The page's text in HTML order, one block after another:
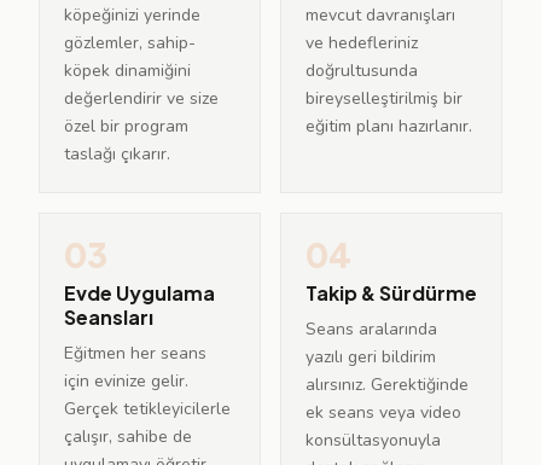
köpeğinizi yerinde
gözlemler, sahip-
köpek dinamiğini
değerlendirir ve size
özel bir program
taslağı çıkarır.
mevcut davranışları
ve hedefleriniz
doğrultusunda
bireyselleştirilmiş bir
eğitim planı hazırlanır.
03
Evde Uygulama
Seansları
Eğitmen her seans
için evinize gelir.
Gerçek tetikleyicilerle
çalışır, sahibe de
04
Takip & Sürdürme
Seans aralarında
yazılı geri bildirim
alırsınız. Gerektiğinde
ek seans veya video
konsültasyonuyla